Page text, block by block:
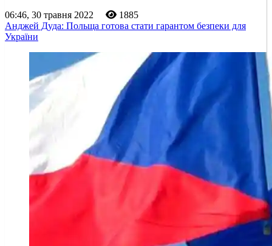
06:46, 30 травня 2022
1885
Анджей Дуда: Польща готова стати гарантом безпеки для
України